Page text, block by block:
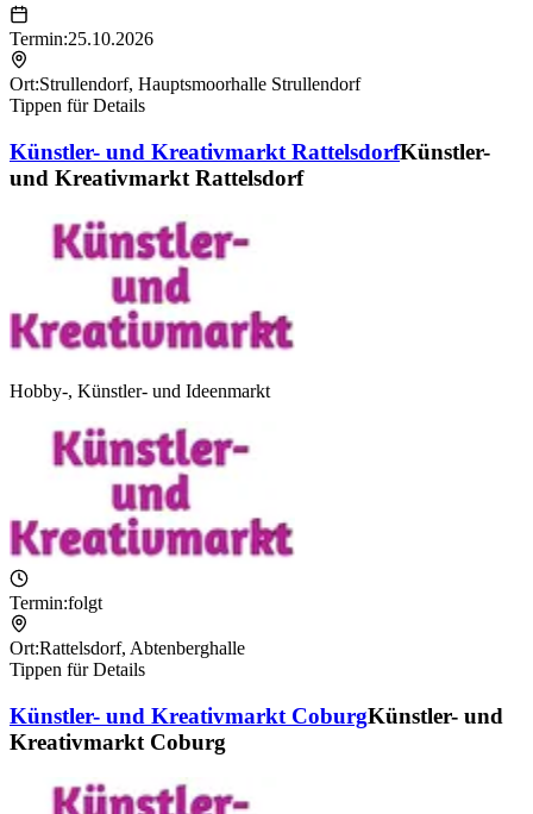
Termin:25.10.2026
Ort:Strullendorf, Hauptsmoorhalle Strullendorf
Tippen für Details
Künstler- und Kreativmarkt RattelsdorfKünstler-
und Kreativmarkt Rattelsdorf
Hobby-, Künstler- und Ideenmarkt
Termin:folgt
Ort:Rattelsdorf, Abtenberghalle
Tippen für Details
Künstler- und Kreativmarkt CoburgKünstler- und
Kreativmarkt Coburg